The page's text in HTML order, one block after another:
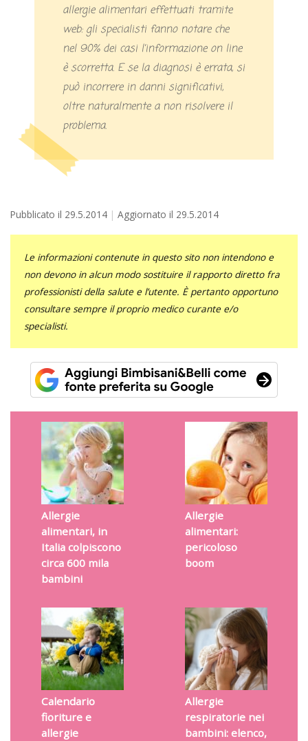
allergie alimentari effettuati tramite
web: gli specialisti fanno notare che
nel 90% dei casi l’informazione on line
è scorretta. E se la diagnosi è errata, si
può incorrere in danni significativi,
oltre naturalmente a non risolvere il
problema.
Pubblicato il 29.5.2014 Aggiornato il 29.5.2014
Le informazioni contenute in questo sito non intendono e
non devono in alcun modo sostituire il rapporto diretto fra
professionisti della salute e l’utente. È pertanto opportuno
consultare sempre il proprio medico curante e/o
specialisti.
Allergie
alimentari, in
Italia colpiscono
circa 600 mila
bambini
Allergie
alimentari:
pericoloso
boom
Calendario
fioriture e
allergie
Allergie
respiratorie nei
bambini: elenco,